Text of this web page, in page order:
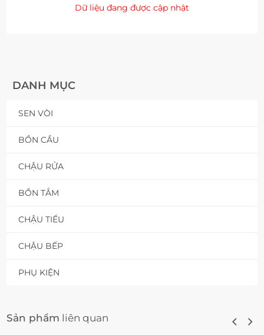
DANH MỤC
SEN VÒI
BỒN CẦU
CHẬU RỬA
BỒN TẮM
CHẬU TIỂU
CHẬU BẾP
PHỤ KIỆN
Dữ liệu đang được cập nhật
Sản phẩm liên quan